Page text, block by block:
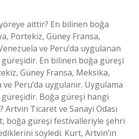
aittir? En bilinen boğa
Portekiz, Güney Fransa,
ve Peru’da uygulanan
En bilinen boğa güreşi
Güney Fransa, Meksika,
Peru’da uygulanır. Uygulama
güreşidir. Boğa güreşi hangi
Artvin Ticaret ve Sanayi Odası
boğa güreşi festivalleriyle şehri
söyledi. Kurt, Artvin’in